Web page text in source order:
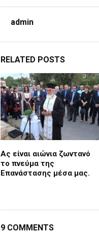
admin
RELATED POSTS
Ας είναι αιώνια ζωντανό
το πνεύμα της
Επανάστασης μέσα μας.
9 COMMENTS